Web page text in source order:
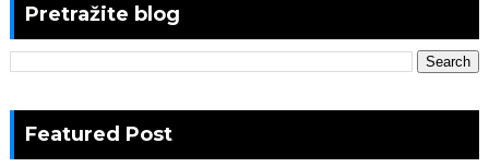
Pretražite blog
Featured Post